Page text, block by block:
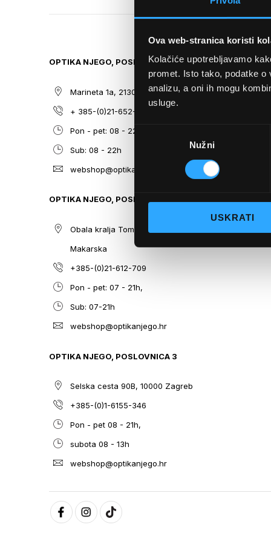
Ova web-stranica koristi
Kolačiće upotrebljavamo
promet. Isto tako, podatke
analizu, a oni ih mogu
usluge.
Odabir
Nužni
USKRATI
THE
THE
GALLERY
OPTIKA NJEGO, POSLOVNICA 1
Marineta 1a, 21300 Makarska
+ 385-(0)21-652-102
Pon - pet: 08 - 22h,
Sub: 08 - 22h
webshop@optikanjego.hr
OPTIKA NJEGO, POSLOVNICA 2
Obala kralja Tomislava 14, 21300
Makarska
+385-(0)21-612-709
Pon - pet: 07 - 21h,
Sub: 07-21h
webshop@optikanjego.hr
OPTIKA NJEGO, POSLOVNICA 3
Selska cesta 90B, 10000 Zagreb
+385-(0)1-6155-346
Pon - pet 08 - 21h,
subota 08 - 13h
webshop@optikanjego.hr
SITEMAP
O nama
Optika